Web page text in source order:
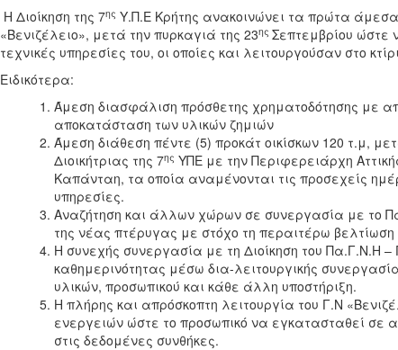
Η Διοίκηση της 7ης Υ.Π.Ε Κρήτης ανακοινώνει τα πρώτα
«Βενιζέλειο», μετά την πυρκαγιά της 23ης Σεπτεμβρίου ώστε
τεχνικές υπηρεσίες του, οι οποίες και λειτουργούσαν στο
Ειδικότερα:
Άμεση διασφάλιση πρόσθετης χρηματοδότησης με
αποκατάσταση των υλικών ζημιών
Άμεση διάθεση πέντε (5) προκάτ οικίσκων 120 τ.μ,
Διοικήτριας της 7ης ΥΠΕ με την Περιφερειάρχη
Καπάνταη, τα οποία αναμένονται τις προσεχείς
υπηρεσίες.
Αναζήτηση και άλλων χώρων σε συνεργασία με το
της νέας πτέρυγας με στόχο τη περαιτέρω
Η συνεχής συνεργασία με τη Διοίκηση του Πα.Γ.Ν.Η
καθημερινότητας μέσω δια-λειτουργικής
υλικών, προσωπικού και κάθε άλλη υποστήριξη.
Η πλήρης και απρόσκοπτη λειτουργία του Γ.Ν
ενεργειών ώστε το προσωπικό να εγκατασταθεί σε
στις δεδομένες συνθήκες.